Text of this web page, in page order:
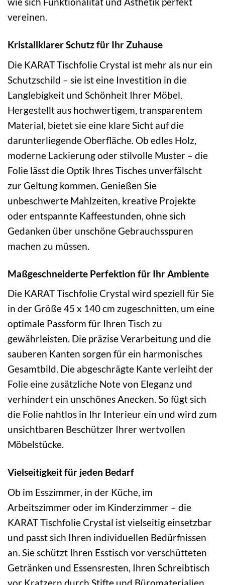
vereinen.
Kristallklarer Schutz für Ihr Zuhause
Die KARAT Tischfolie Crystal ist mehr als nur ein
Schutzschild – sie ist eine Investition in die
Langlebigkeit und Schönheit Ihrer Möbel.
Hergestellt aus hochwertigem, transparentem
Material, bietet sie eine klare Sicht auf die
darunterliegende Oberfläche. Ob edles Holz,
moderne Lackierung oder stilvolle Muster – die
Folie lässt die Optik Ihres Tisches unverfälscht
zur Geltung kommen. Genießen Sie
unbeschwerte Mahlzeiten, kreative Projekte
oder entspannte Kaffeestunden, ohne sich
Gedanken über unschöne Gebrauchsspuren
machen zu müssen.
Maßgeschneiderte Perfektion für Ihr Ambiente
Die KARAT Tischfolie Crystal wird speziell für Sie
in der Größe 45 x 140 cm zugeschnitten, um eine
optimale Passform für Ihren Tisch zu
gewährleisten. Die präzise Verarbeitung und die
sauberen Kanten sorgen für ein harmonisches
Gesamtbild. Die abgeschrägte Kante verleiht der
Folie eine zusätzliche Note von Eleganz und
verhindert ein unschönes Anecken. So fügt sich
die Folie nahtlos in Ihr Interieur ein und wird zum
unsichtbaren Beschützer Ihrer wertvollen
Möbelstücke.
Vielseitigkeit für jeden Bedarf
Ob im Esszimmer, in der Küche, im
Arbeitszimmer oder im Kinderzimmer – die
KARAT Tischfolie Crystal ist vielseitig einsetzbar
und passt sich Ihren individuellen Bedürfnissen
an. Sie schützt Ihren Esstisch vor verschütteten
Getränken und Essensresten, Ihren Schreibtisch
vor Kratzern durch Stifte und Büromaterialien